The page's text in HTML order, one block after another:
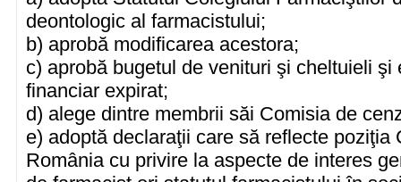
deontologic al farmacistului;
b) aprobă modificarea acestora;
c) aprobă bugetul de venituri şi cheltuieli
financiar expirat;
d) alege dintre membrii săi Comisia de
e) adoptă declaraţii care să reflecte poziţia
România cu privire la aspecte de interes